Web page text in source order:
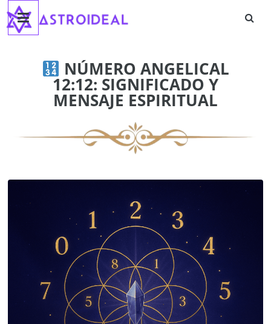
Saltar
contenido
Astroideal
NÚMERO ANGELICAL
12:12: SIGNIFICADO Y
MENSAJE ESPIRITUAL